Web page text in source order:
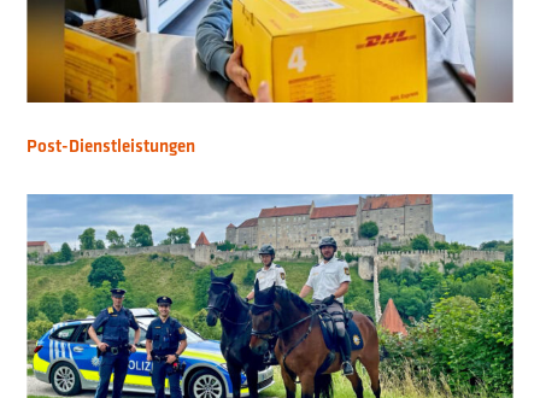
Post-Dienstleistungen